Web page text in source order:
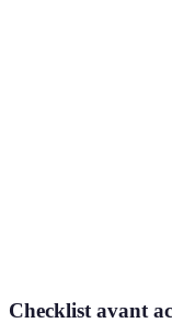
Checklist avant